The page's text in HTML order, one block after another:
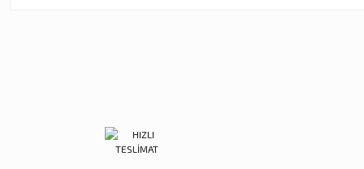
Bu ürüne benzer farklı alternatifler olmalı.